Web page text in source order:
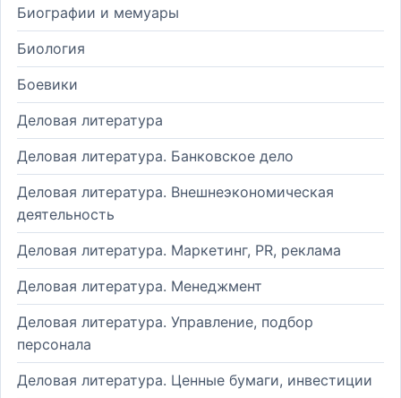
Биографии и мемуары
Биология
Боевики
Деловая литература
Деловая литература. Банковское дело
Деловая литература. Внешнеэкономическая
деятельность
Деловая литература. Маркетинг, PR, реклама
Деловая литература. Менеджмент
Деловая литература. Управление, подбор
персонала
Деловая литература. Ценные бумаги, инвестиции